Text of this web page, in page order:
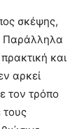
σκέψης,
Παράλληλα
και
αρκεί
τον τρόπο